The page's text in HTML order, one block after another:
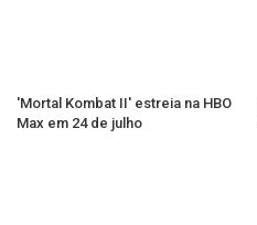
'Mortal Kombat II' estreia na HBO
Max em 24 de julho